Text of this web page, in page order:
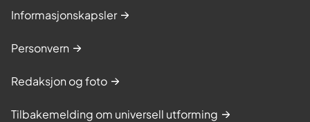
Informasjonskapsler
Personvern
Redaksjon og foto
Tilbakemelding om universell utforming